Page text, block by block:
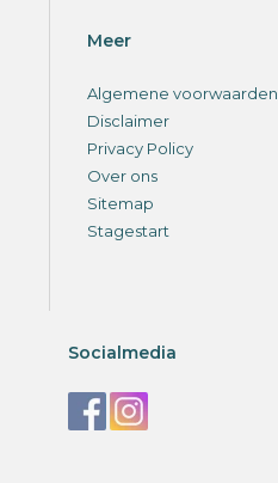
Meer
Algemene voorwaarden
Disclaimer
Privacy Policy
Over ons
Sitemap
Stagestart
Socialmedia